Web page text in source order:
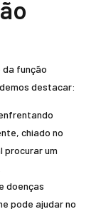
da função
destacar:
chiado no
procurar um
doenças
pode ajudar no